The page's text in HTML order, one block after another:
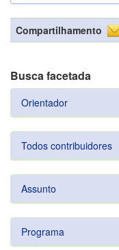
Compartilhamento
Busca facetada
Orientador
Todos contribuidores
Assunto
Programa